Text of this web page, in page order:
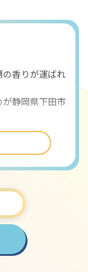
香りが運ばれ
静岡県下田市
とともに生き
流の玄関口と
調和した穏や
います。
フとして働い
「旅」のよう